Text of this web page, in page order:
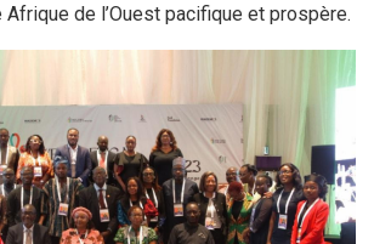
Afrique de l’Ouest pacifique et prospère.